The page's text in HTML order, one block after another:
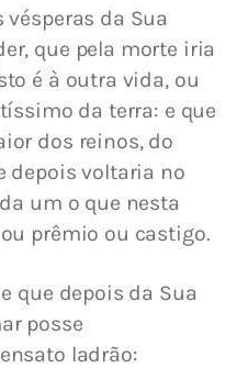
da Sua
que pela morte iria
é à outra vida, ou
da terra: e que
dos reinos, do
depois voltaria no
um o que nesta
prêmio ou castigo.
que depois da Sua
posse
ladrão: